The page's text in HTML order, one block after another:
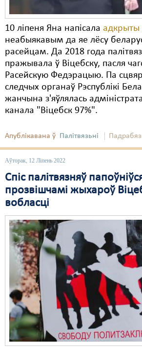
10 ліпеня Яна напісала адкрыты
неабыякавым да яе лёсу
расейцам. Да 2018 года
пражывала ў Віцебску, пасля
Расейскую Федэрацыю. Па
следчых органаў Рэспублікі
жанчына з'яўлялась
канала "Віцебск 97%".
Апублікавана ў Палітвязьні
Аўторак, 12 Ліпень 2022
Спіс палітвязняў
прозвішчамі жыхароў
вобласці
Сацыяльныя правы